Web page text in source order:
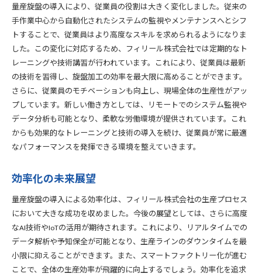
量産旋盤の導入により、従業員の役割は大きく変化しました。従来の
手作業中心から自動化されたシステムの監視やメンテナンスへとシフ
トすることで、従業員はより高度なスキルを求められるようになりま
した。この変化に対応するため、フィリール株式会社では定期的なト
レーニングや技術講習が行われています。これにより、従業員は最新
の技術を習得し、旋盤加工の効率を最大限に高めることができます。
さらに、従業員のモチベーションも向上し、現場全体の生産性がアッ
プしています。新しい働き方としては、リモートでのシステム監視や
データ分析も可能となり、柔軟な労働環境が提供されています。これ
からも効果的なトレーニングと技術の導入を続け、従業員が常に最適
なパフォーマンスを発揮できる環境を整えていきます。
効率化の未来展望
量産旋盤の導入による効率化は、フィリール株式会社の生産プロセス
において大きな成功を収めました。今後の展望としては、さらに高度
なAI技術やIoTの活用が期待されます。これにより、リアルタイムでの
データ解析や予知保全が可能となり、生産ラインのダウンタイムを最
小限に抑えることができます。また、スマートファクトリー化が進む
ことで、全体の生産効率が飛躍的に向上するでしょう。効率化を追求